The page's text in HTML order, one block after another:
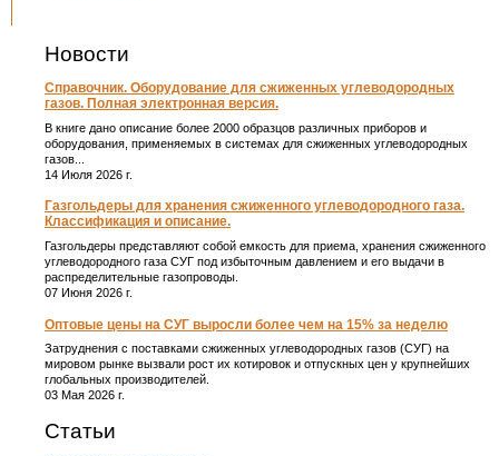
Новости
Справочник. Оборудование для сжиженных углеводородных
газов. Полная электронная версия.
В книге дано описание более 2000 образцов различных приборов и
оборудования, применяемых в системах для сжиженных углеводородных
газов...
14 Июля 2026 г.
Газгольдеры для хранения сжиженного углеводородного газа.
Классификация и описание.
Газгольдеры представляют собой емкость для приема, хранения сжиженного
углеводородного газа СУГ под избыточным давлением и его выдачи в
распределительные газопроводы.
07 Июня 2026 г.
Оптовые цены на СУГ выросли более чем на 15% за неделю
Затруднения с поставками сжиженных углеводородных газов (СУГ) на
мировом рынке вызвали рост их котировок и отпускных цен у крупнейших
глобальных производителей.
03 Мая 2026 г.
Статьи